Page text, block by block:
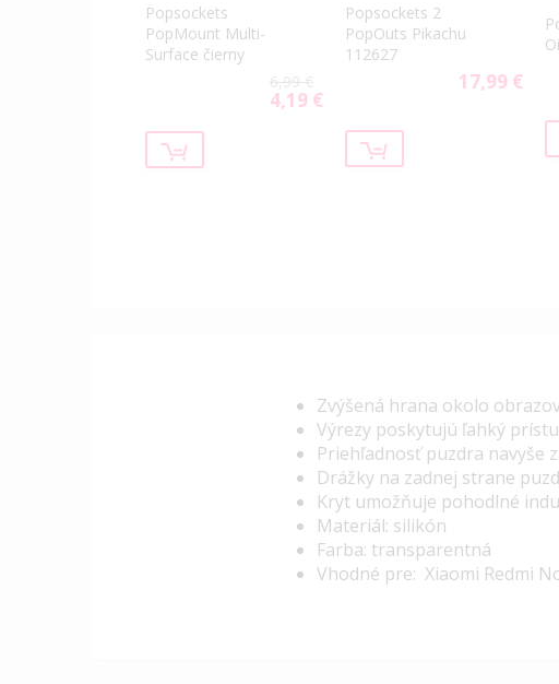
Popsockets
PopMount Multi-
Surface čierny
6,99 €
Special
4,19 €
Popsockets 2
PopOuts Pikachu
112627
17,99 €
Zvýšená hrana okolo
Výrezy poskytujú ľahký
Priehľadnosť puzdra navyše
Drážky na zadnej strane
Kryt umožňuje pohodlné
Materiál: silikón
Farba: transparentná
Vhodné pre: Xiaomi Redmi